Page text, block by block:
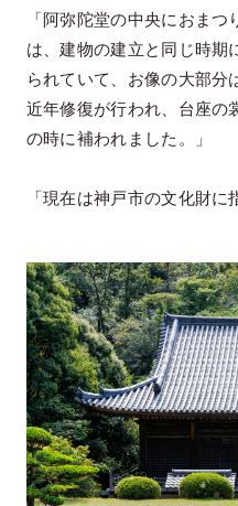
「阿弥陀堂の中央におま
は、建物の建立と同じ時期
られていて、お像の大部分
近年修復が行われ、台座の
の時に補われました。」
「現在は神戸市の文化財に